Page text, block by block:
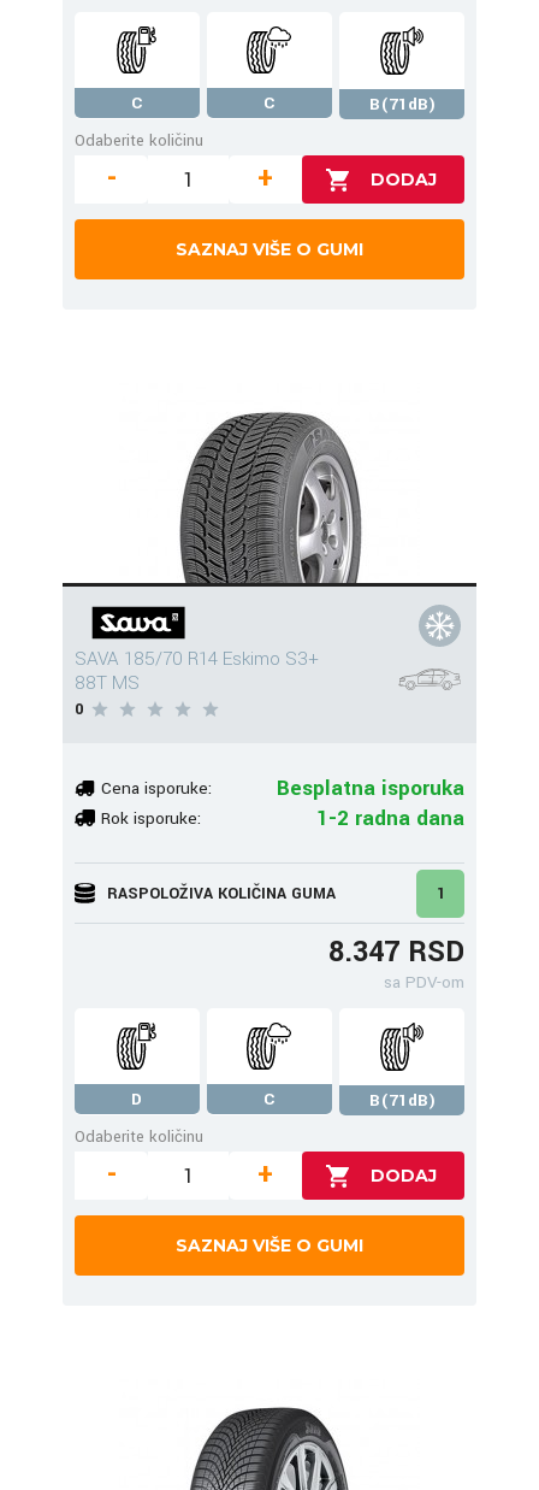
C C
B(71dB)
Odaberite količinu
- +
SAZNAJ VIŠE O GUMI
SAVA 185/70 R14 Eskimo S3+
88T MS
0
Cena isporuke: Besplatna isporuka
Rok isporuke: 1-2 radna dana
RASPOLOŽIVA KOLIČINA GUMA 1
8.347 RSD
sa PDV-om
D C
B(71dB)
Odaberite količinu
- +
SAZNAJ VIŠE O GUMI